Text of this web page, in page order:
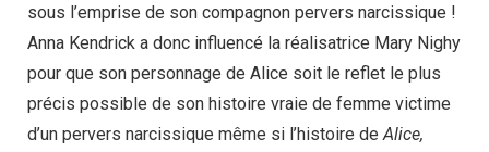
sous l’emprise de son compagnon pervers narcissique !
Anna Kendrick a donc influencé la réalisatrice Mary Nighy
pour que son personnage de Alice soit le reflet le plus
précis possible de son histoire vraie de femme victime
d’un pervers narcissique même si l’histoire de Alice,